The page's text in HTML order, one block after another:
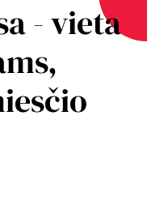
- vieta